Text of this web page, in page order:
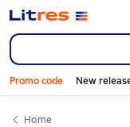
Promo code New
Home
Слайдер с книгами